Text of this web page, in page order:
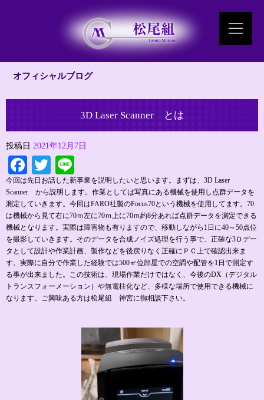
オフィシャルブログ
3D Laser Scanner とは
投稿日 2021年12月7日
Facebook
Twitter
今回は先日お話した新事業を説明したいと思います。まずは、3D Laser
Scanner から説明します。作業としては写真にある機械を使用し点群データを
測定していきます。今回はFARO社製のFocus70という機械を使用してます。70
は機械から見て右に70ｍ左に70ｍ上に70ｍ約8分あれば点群データを測定できる
機械となります。実際は障害物も有りますので、移動しながら1日に40～50点位
を撮影していきます。そのデータを合成ノイズ処理を行う事で、正確な3Ｄデー
タとして設計や作業計画、製作などを後戻りなく正確にＰＣ上で確認出来ま
す。実際に自分で作業した経験では500㎡位部屋での空調や配管を1日で測定す
る事が出来ました。この技術は、現場作業だけではなく、今後のDX（デジタル
トランスフォーメーション）や無電柱化など、多様な場所で使用できる機械に
なります。ご興味ある方は松尾組 神宮に御相談下さい。